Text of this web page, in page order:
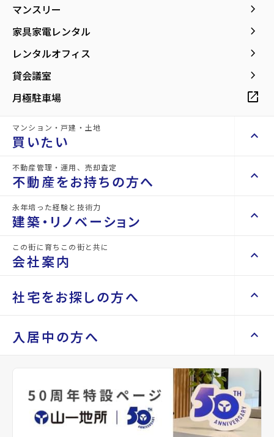
マンスリー keyboard_arrow_right
家具家電レンタル keyboard_arrow_right
レンタルオフィス keyboard_arrow_right
貸会議室 keyboard_arrow_right
月極駐車場 open_in_new
マンション・戸建・土地
買いたい keyboard_arrow_up
不動産を買いたい方へ keyboard_arrow_right
space_dashboard
エリアから探す
space_dashboard
土地を探す
エリアから探す
train
路線から探す
事業用・投資用を探す keyboard_arrow_right
不動産管理・運用、売却査定
不動産をお持ちの方へ keyboard_arrow_up
不動産をお持ちの方へ keyboard_arrow_right
山一地所の賃貸管理
不動産を貸すまでの流れ
空き家サポートサービス
不動産を売却したい keyboard_arrow_right
相続相談をしたい keyboard_arrow_right
不動産に投資したい keyboard_arrow_right
永年培った経験と技術力
建築・リノベーション keyboard_arrow_up
建築・リノベーション keyboard_arrow_right
Renotta（リノッタ） keyboard_arrow_right
この街に育ちこの街と共に
会社案内 keyboard_arrow_up
会社案内 keyboard_arrow_right
会社概要・沿革 keyboard_arrow_right
keyboard_arrow_right
パーパス keyboard_arrow_right
CM紹介
社宅をお探しの方へ keyboard_arrow_up
社宅をお探しの方へ keyboard_arrow_right
keyboard_arrow_right
レンタルオフィス keyboard_arrow_right
貸会議室 keyboard_arrow_right
入居中の方へ keyboard_arrow_up
keyboard_arrow_right
退去される方へ keyboard_arrow_right
※準備中 住まいのしおり（PDF）
同じ建物で現在募集中
の物件
Properties For Rent
管理費
0万円
お気に入り
mail